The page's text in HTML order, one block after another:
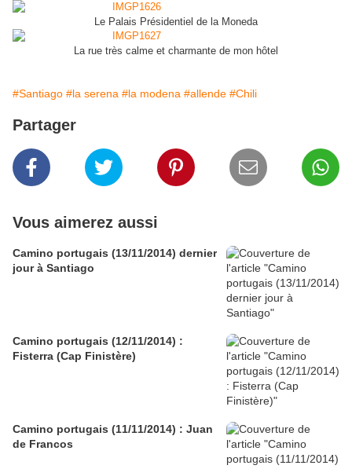
Le Palais Présidentiel de la Moneda
La rue très calme et charmante de mon hôtel
#Santiago #la serena #la modena #allende #Chili
Partager
Vous aimerez aussi
Camino portugais (13/11/2014) dernier
jour à Santiago
Camino portugais (12/11/2014) :
Fisterra (Cap Finistère)
Camino portugais (11/11/2014) : Juan
de Francos